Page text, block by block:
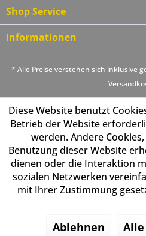
Shop Service
Informationen
* Alle Preise verstehen sich inklusive
Diese Website benutzt
Betrieb der Website
werden. Andere
Benutzung dieser Website
dienen oder die Interaktion
sozialen Netzwerken
mit Ihrer Zustimmung
Ablehnen